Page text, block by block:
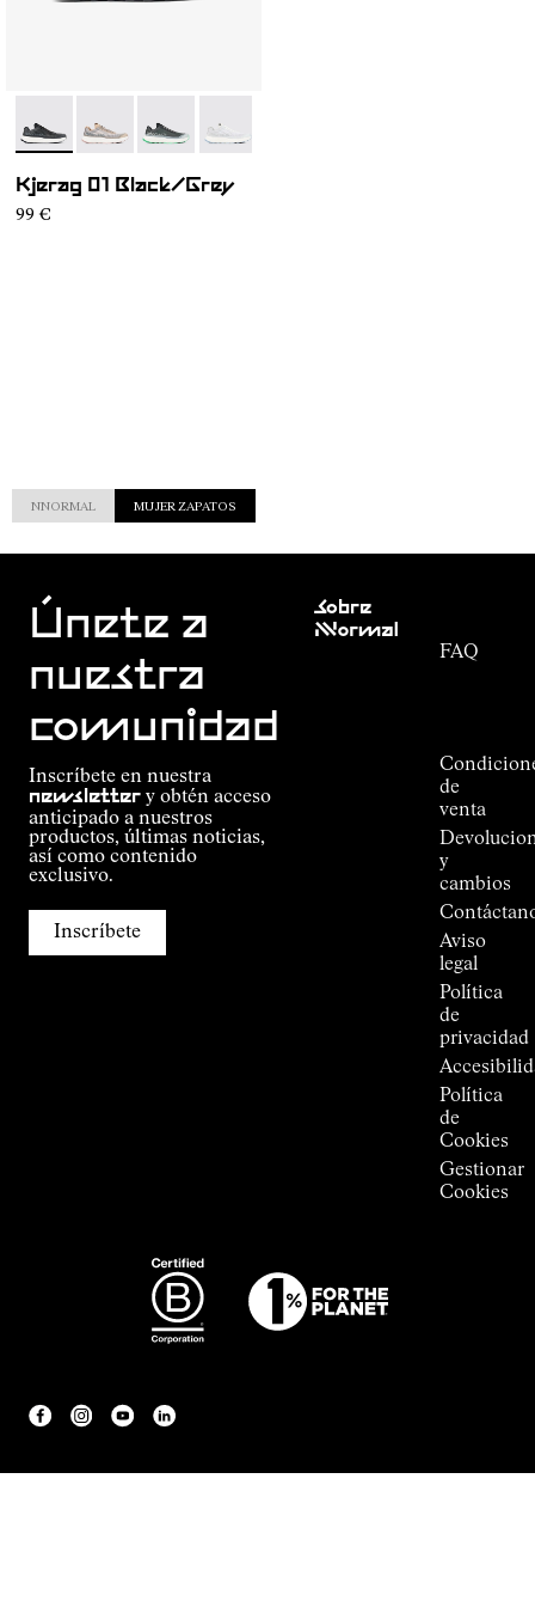
- N1ZKGM1-003
- N1ZKGM1-005
- N1ZKGM1-004- N1ZKGM1-002
Kjerag 01 Black/Grey
99 €
NNORMAL MUJER ZAPATOS
Únete a
nuestra
comunidad
Inscríbete en nuestra
newsletter y obtén acceso
anticipado a nuestros
productos, últimas noticias,
así como contenido
exclusivo.
Inscríbete
Sobre
Nnormal
FAQ
de
venta
y
cambios
Aviso
legal
Política
de
privacidad
Política
de
Cookies
Gestionar
Cookies